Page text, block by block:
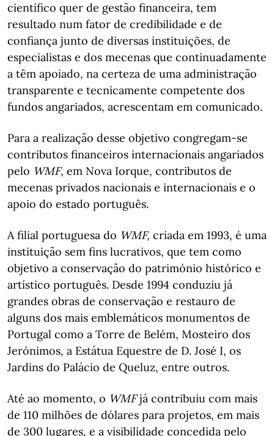
científico quer de gestão financeira, tem
resultado num fator de credibilidade e de
confiança junto de diversas instituições, de
especialistas e dos mecenas que continuadamente
a têm apoiado, na certeza de uma administração
transparente e tecnicamente competente dos
fundos angariados, acrescentam em comunicado.
Para a realização desse objetivo congregam-se
contributos financeiros internacionais angariados
pelo WMF, em Nova Iorque, contributos de
mecenas privados nacionais e internacionais e o
apoio do estado português.
A filial portuguesa do WMF, criada em 1993, é uma
instituição sem fins lucrativos, que tem como
objetivo a conservação do património histórico e
artístico português. Desde 1994 conduziu já
grandes obras de conservação e restauro de
alguns dos mais emblemáticos monumentos de
Portugal como a Torre de Belém, Mosteiro dos
Jerónimos, a Estátua Equestre de D. José I, os
Jardins do Palácio de Queluz, entre outros.
Até ao momento, o WMFjá contribuiu com mais
de 110 milhões de dólares para projetos, em mais
de 300 lugares, e a visibilidade concedida pelo